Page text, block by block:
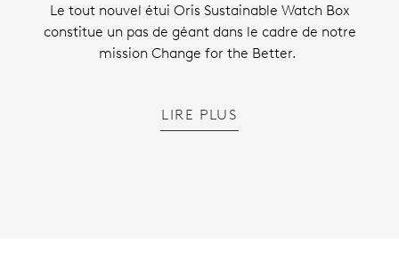
Le tout nouvel étui Oris Sustainable Watch Box
constitue un pas de géant dans le cadre de notre
mission Change for the Better.
LIRE PLUS